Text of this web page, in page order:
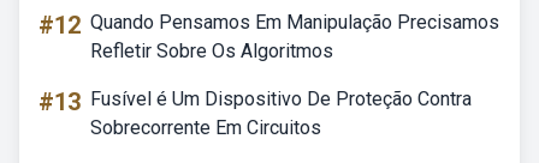
#12 Quando Pensamos Em Manipulação Precisamos
Refletir Sobre Os Algoritmos
#13 Fusível é Um Dispositivo De Proteção Contra
Sobrecorrente Em Circuitos